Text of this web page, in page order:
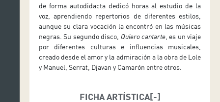
de forma autodidacta dedicó horas al estudio de la
voz, aprendiendo repertorios de diferentes estilos,
aunque su clara vocación la encontró en las músicas
negras. Su segundo disco, Quiero cantarte, es un viaje
por diferentes culturas e influencias musicales,
creado desde el amor y la admiración a la obra de Lole
y Manuel, Serrat, Djavan y Camarón entre otros.
FICHA ARTÍSTICA